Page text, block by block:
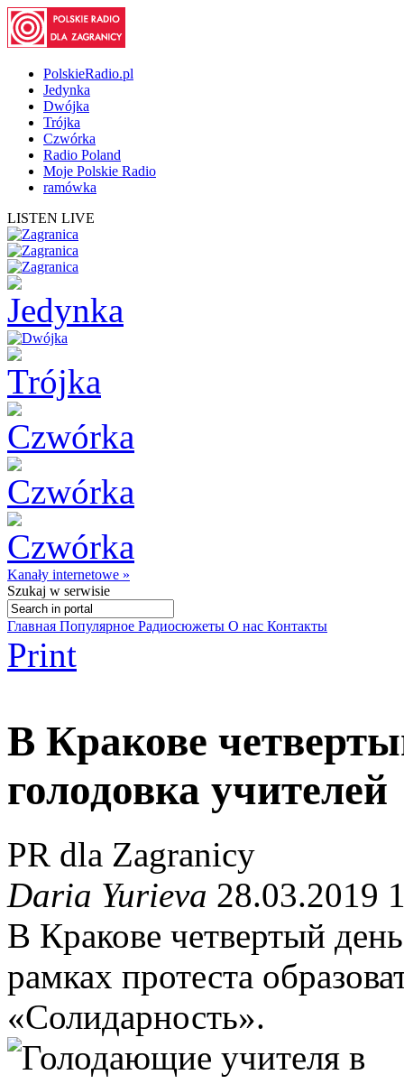
PolskieRadio.pl
Jedynka
Dwójka
Trójka
Czwórka
Radio Poland
Moje Polskie Radio
ramówka
LISTEN LIVE
Kanały internetowe »
Szukaj w serwisie
Главная Популярное Радиосюжеты О нас Контакты
Print
В Кракове
голодовка учителей
PR dla Zagranicy
Daria Yurieva 28.03.2019
В Кракове четвертый
рамках протеста
«Солидарность».